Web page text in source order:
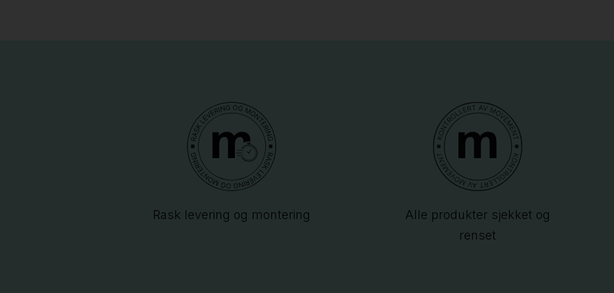
Rask levering og montering
Alle produkter sjekket og
renset